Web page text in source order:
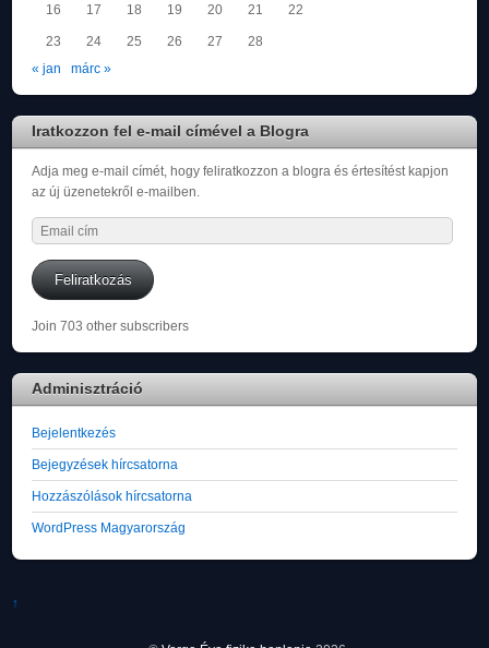
16 17 18 19 20 21 22
23 24 25 26 27
28
« jan
márc »
Iratkozzon fel e-mail címével a Blogra
Adja meg e-mail címét, hogy feliratkozzon a blogra és értesítést kapjon
az új üzenetekről e-mailben.
Email
cím
Feliratkozás
Join 703 other subscribers
Adminisztráció
Bejelentkezés
Bejegyzések hírcsatorna
Hozzászólások hírcsatorna
WordPress Magyarország
↑